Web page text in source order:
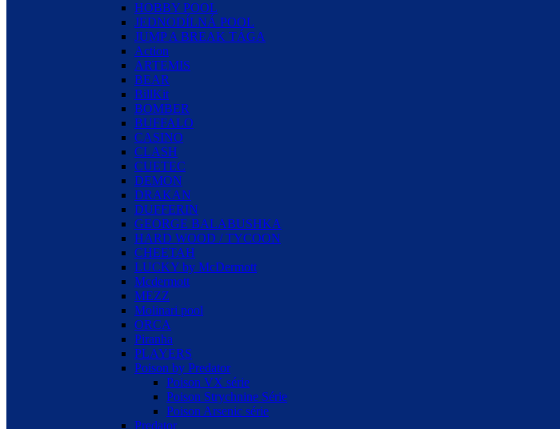
HOBBY POOL
JEDNODÍLNÁ POOL
JUMP A BREAK TÁGA
Action
ARTEMIS
BEAR
BillKit
BOMBER
BUFFALO
CASINO
CLASH
CUETEC
DEMON
DRAKAN
DUFFERIN
GEORGE BALABUSHKA
HARD WOOD / TYCOON
CHEETAH
LUCKY by McDermott
Mcdermott
MEZZ
Molinari pool
ORCA
Piranha
PLAYERS
Poison by Predator
Poison VX série
Poison Strychnine Série
Poison Arsenic série
Predator